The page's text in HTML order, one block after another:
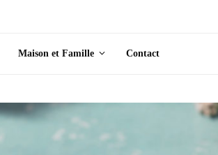
Maison et Famille Contact